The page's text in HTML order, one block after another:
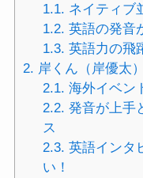
1.1. ネイティブ
1.2. 英語の発音
1.3. 英語力の飛
2. 岸くん（岸優太
2.1. 海外イベン
2.2. 発音が上手
ス
2.3. 英語インタ
い！